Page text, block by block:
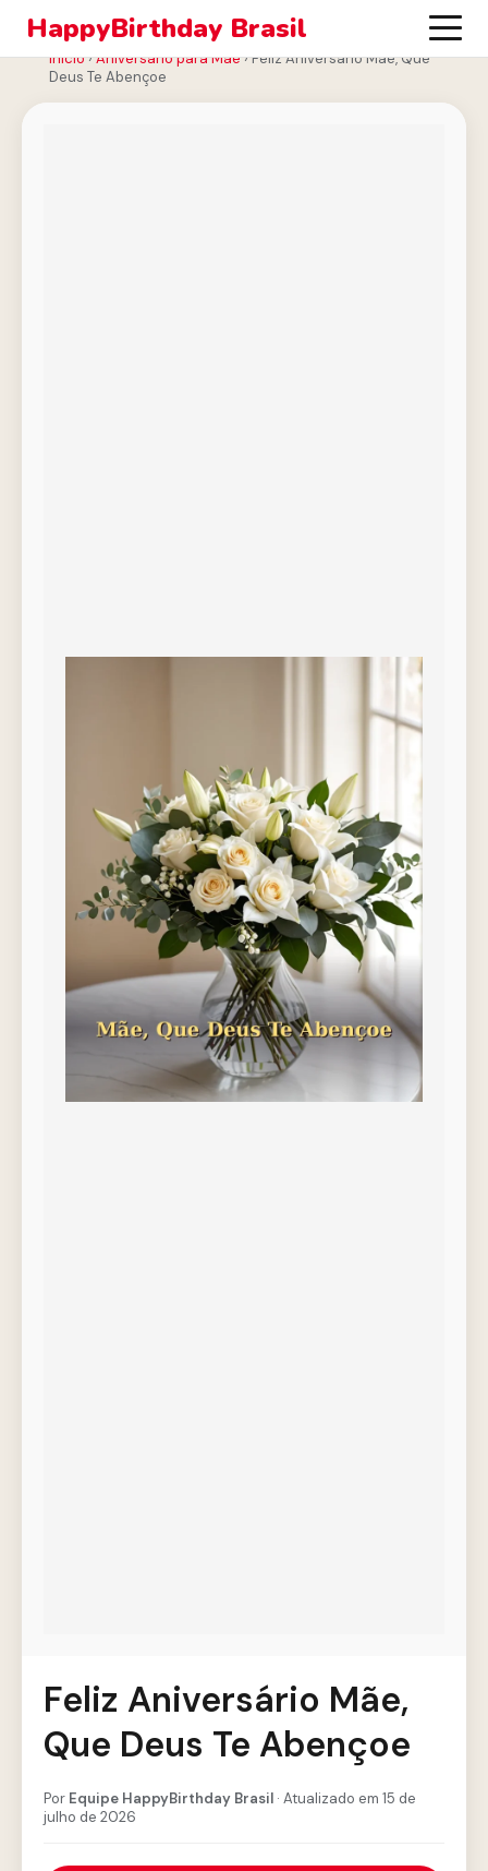
HappyBirthday Brasil
Início›Aniversário para Mãe›Feliz Aniversário Mãe, Que
Deus Te Abençoe
Feliz Aniversário Mãe,
Que Deus Te Abençoe
Por Equipe HappyBirthday Brasil · Atualizado em 15 de
julho de 2026